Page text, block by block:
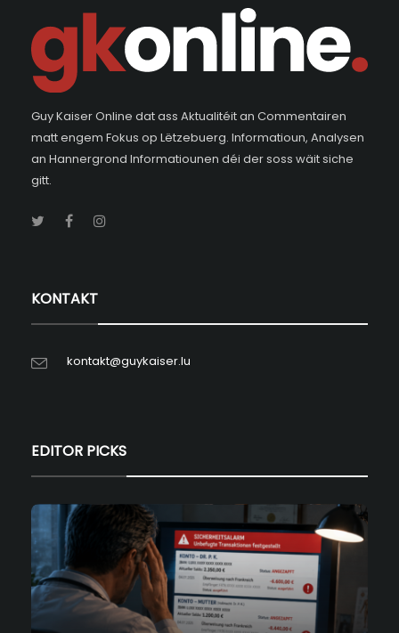
Guy Kaiser Online dat ass Aktualitéit an Commentairen
matt engem Fokus op Lëtzebuerg. Informatioun, Analysen
an Hannergrond Informatiounen déi der soss wäit siche
gitt.
KONTAKT
kontakt@guykaiser.lu
EDITOR PICKS